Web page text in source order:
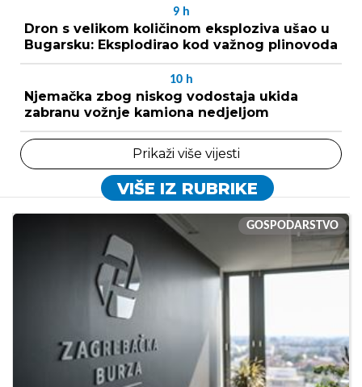
9 h
Dron s velikom količinom eksploziva ušao u
Bugarsku: Eksplodirao kod važnog plinovoda
10 h
Njemačka zbog niskog vodostaja ukida
zabranu vožnje kamiona nedjeljom
Prikaži više vijesti
VIŠE IZ RUBRIKE
GOSPODARSTVO